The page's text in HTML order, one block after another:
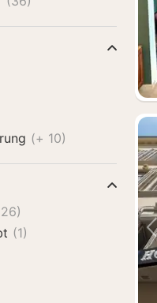
(+ 10)
(1)